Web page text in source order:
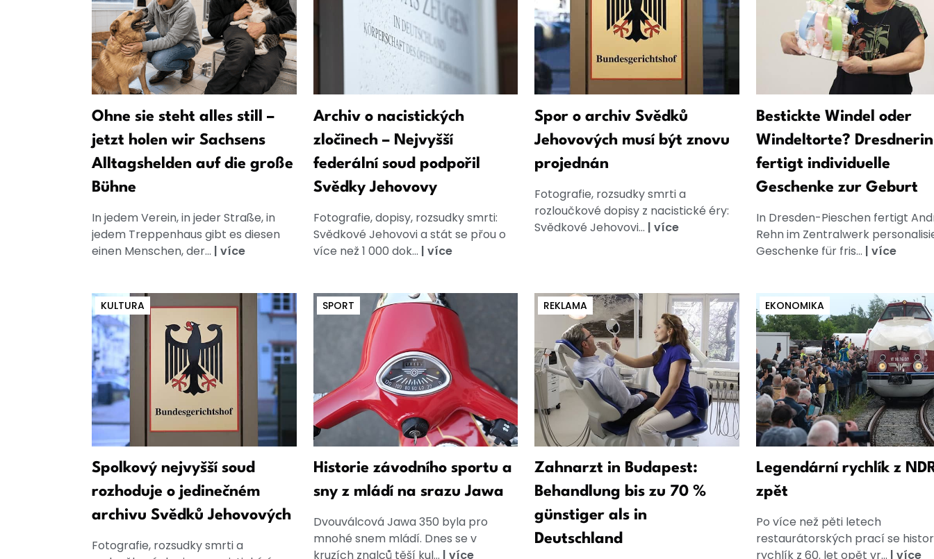
Ohne sie steht alles still –
jetzt holen wir Sachsens
Alltagshelden auf die große
Bühne
In jedem Verein, in jeder Straße, in
jedem Treppenhaus gibt es diesen
einen Menschen, der... | více
Archiv o nacistických
zločinech – Nejvyšší
federální soud podpořil
Svědky Jehovovy
Fotografie, dopisy, rozsudky smrti:
Svědkové Jehovovi a stát se přou o
více než 1 000 dok... | více
Spor o archiv Svědků
Jehovových musí být znovu
projednán
Fotografie, rozsudky smrti a
rozloučkové dopisy z nacistické éry:
Svědkové Jehovovi... | více
Bestickte Windel oder
Windeltorte? Dresdnerin
fertigt individuelle
Geschenke zur Geburt
In Dresden-Pieschen fertigt
Rehn im Zentralwerk
Geschenke für fris... | více
KULTURA
Spolkový nejvyšší soud
rozhoduje o jedinečném
archivu Svědků Jehovových
Fotografie, rozsudky smrti a
SPORT
Historie závodního sportu a
sny z mládí na srazu Jawa
Dvouválcová Jawa 350 byla pro
mnohé snem mládí. Dnes se v
kruzích znalců těší kul... | více
REKLAMA
Zahnarzt in Budapest:
Behandlung bis zu 70 %
günstiger als in
Deutschland
EKONOMIKA
Legendární rychlík z
zpět
Po více než pěti letech
restaurátorských prací se
rychlík z 60. let opět vr... | více